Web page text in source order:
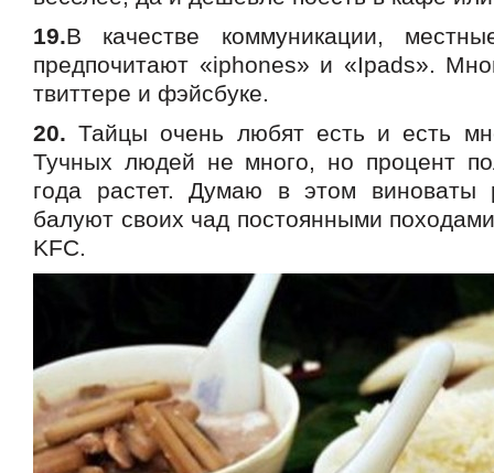
19.В качестве коммуникации,
предпочитают «iphones» и «Ipads».
твиттере и фэйсбуке.
20. Тайцы очень любят есть и есть
Тучных людей не много, но процент
года растет. Думаю в этом виноваты
балуют своих чад постоянными
KFC.